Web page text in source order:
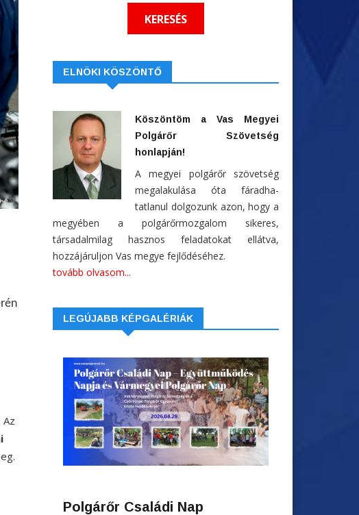
ELNÖKI KÖSZÖNTŐ
Köszöntöm a Vas Megyei
Polgárőr Szövetség
honlapján!
A megyei polgárőr szövetség
megalakulása óta fáradha-
tatlanul dolgozunk azon, hogy a
megyében a polgárőrmozgalom sikeres,
társadalmilag hasznos feladatokat ellátva,
hozzájáruljon Vas megye fejlődéséhez.
tovább olvasom...
LEGÚJABB KÉPGALÉRIÁK
Polgárőr Családi Nap